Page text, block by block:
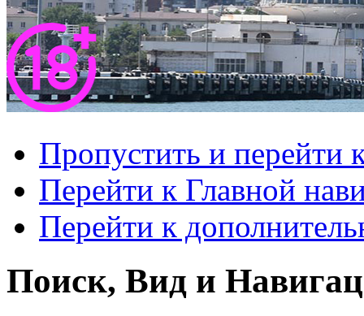
Пропустить и перейти
Перейти к Главной
Перейти к
Поиск, Вид и